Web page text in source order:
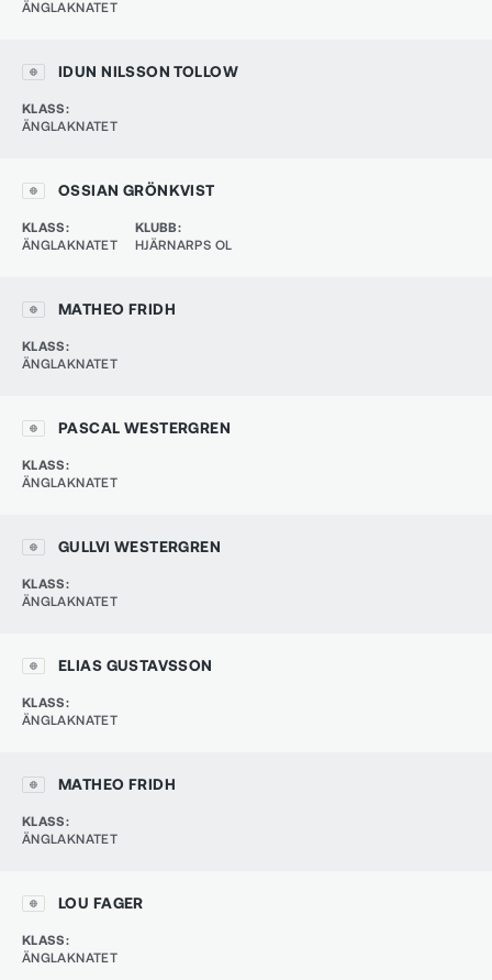
ÄNGLAKNATET
IDUN NILSSON TOLLOW
KLASS:
ÄNGLAKNATET
OSSIAN GRÖNKVIST
KLASS:
ÄNGLAKNATET
KLUBB:
HJÄRNARPS OL
MATHEO FRIDH
KLASS:
ÄNGLAKNATET
PASCAL WESTERGREN
KLASS:
ÄNGLAKNATET
GULLVI WESTERGREN
KLASS:
ÄNGLAKNATET
ELIAS GUSTAVSSON
KLASS:
ÄNGLAKNATET
MATHEO FRIDH
KLASS:
ÄNGLAKNATET
LOU FAGER
KLASS:
ÄNGLAKNATET